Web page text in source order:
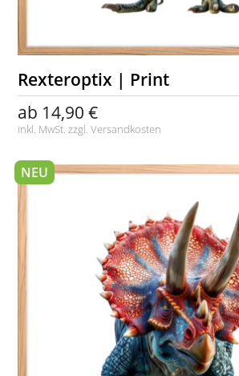
Rexteroptix | Print
ab 14,90 €
inkl. MwSt. zzgl.Versandkosten
NEU